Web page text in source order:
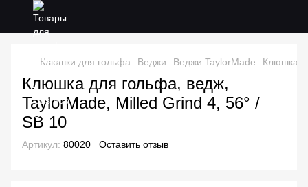
Клюшки для гольфа Веджи Веджи TaylorMade Клюшка
Клюшка для гольфа, ведж,
TaylorMade, Milled Grind 4, 56° /
SB 10
Артикул: 80020 Оставить отзыв